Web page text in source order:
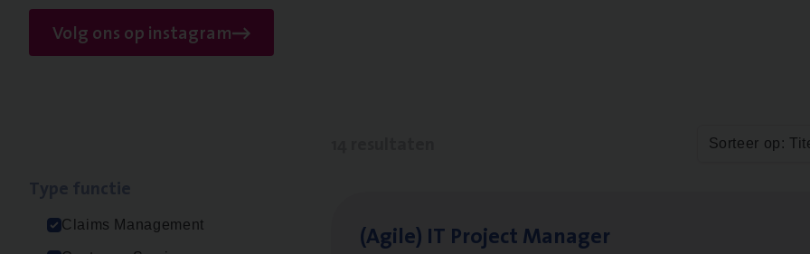
Volg ons op instagram
Claims Management
Sorteer op:
(Agi­le) IT Pro­ject Manager